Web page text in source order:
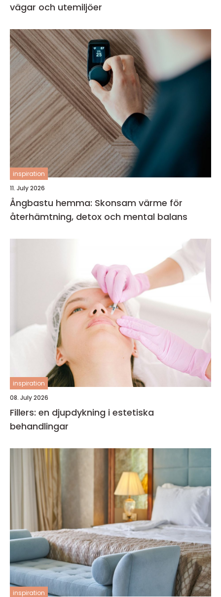
vägar och utemiljöer
inspiration
11. July 2026
Ångbastu hemma: Skonsam värme för
återhämtning, detox och mental balans
inspiration
08. July 2026
Fillers: en djupdykning i estetiska
behandlingar
inspiration